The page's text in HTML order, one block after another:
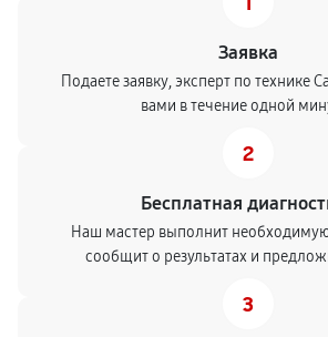
Заявка
Подаете заявку, эксперт по технике
вами в течение одной
2
Бесплатная
Наш мастер выполнит
сообщит о результатах и
3